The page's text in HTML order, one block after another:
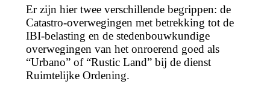
Er zijn hier twee verschillende begrippen: de
Catastro-overwegingen met betrekking tot de
IBI-belasting en de stedenbouwkundige
overwegingen van het onroerend goed als
“Urbano” of “Rustic Land” bij de dienst
Ruimtelijke Ordening.